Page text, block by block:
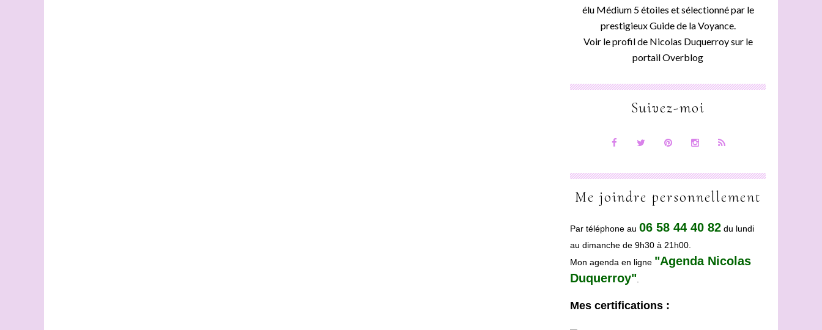
élu Médium 5 étoiles et sélectionné par le
prestigieux Guide de la Voyance.
Voir le profil de Nicolas Duquerroysur le
portail Overblog
Suivez-moi
Me joindre personnellement
Par téléphone au 06 58 44 40 82 du lundi
au dimanche de 9h30 à 21h00.
Mon agenda en ligne "Agenda Nicolas
Duquerroy"
Mes certifications :